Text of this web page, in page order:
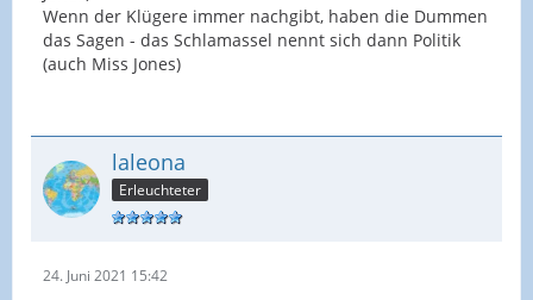
Wenn der Klügere immer nachgibt, haben die Dummen
das Sagen - das Schlamassel nennt sich dann Politik
(auch Miss Jones)
laleona
Erleuchteter
24. Juni 2021 15:42